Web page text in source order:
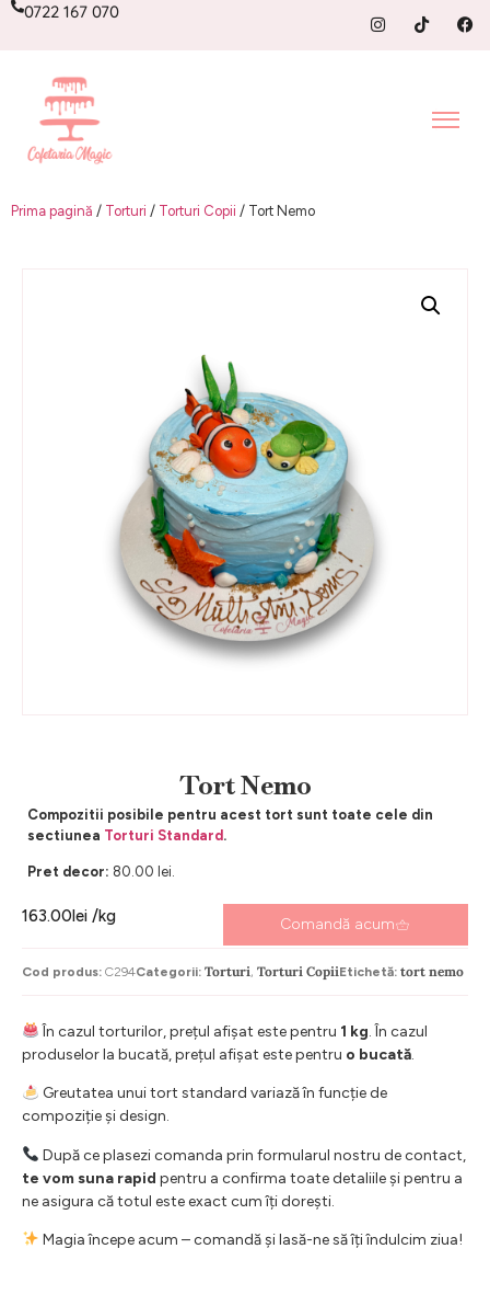
0722 167 070
Prima pagină / Torturi / Torturi Copii / Tort Nemo
Tort Nemo
Compozitii posibile pentru acest tort sunt toate cele din
sectiunea Torturi Standard .
Pret decor: 80.00 lei.
163.00lei /kg Comandă acum
Cod produs: C294Categorii: Torturi, Torturi CopiiEtichetă: tort nemo
În cazul torturilor, prețul afișat este pentru 1 kg. În cazul
produselor la bucată, prețul afișat este pentru o bucată.
Greutatea unui tort standard variază în funcție de
compoziție și design.
După ce plasezi comanda prin formularul nostru de contact,
te vom suna rapid pentru a confirma toate detaliile și pentru a
ne asigura că totul este exact cum îți dorești.
Magia începe acum – comandă și lasă-ne să îți îndulcim ziua!